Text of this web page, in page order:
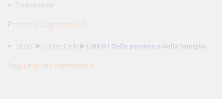
Codice Civile
Percorsi argomentali
LEGGI Codice Civile LIBRO I Delle persone e della famiglia
Aggiungi un commento